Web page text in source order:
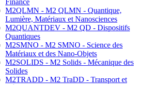
Finance
M2QLMN - M2 QLMN - Quantique,
Lumière, Matériaux et Nanosciences
M2QUANTDEV - M2 QD - Dispositifs
Quantiques
M2SMNO - M2 SMNO - Science des
Matériaux et des Nano-Objets
M2SOLIDS - M2 Solids - Mécanique des
Solides
M2TRADD - M2 TraDD - Transport et